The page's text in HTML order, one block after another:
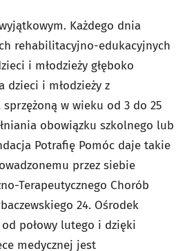
Każdego dnia
rehabilitacyjno-edukacyjnych
i młodzieży głęboko
dzieci i młodzieży z
w wieku od 3 do 25
obowiązku szkolnego lub
Potrafię Pomóc daje takie
przez siebie
Terapeutycznego Chorób
24. Ośrodek
połowy lutego i dzięki
medycznej jest